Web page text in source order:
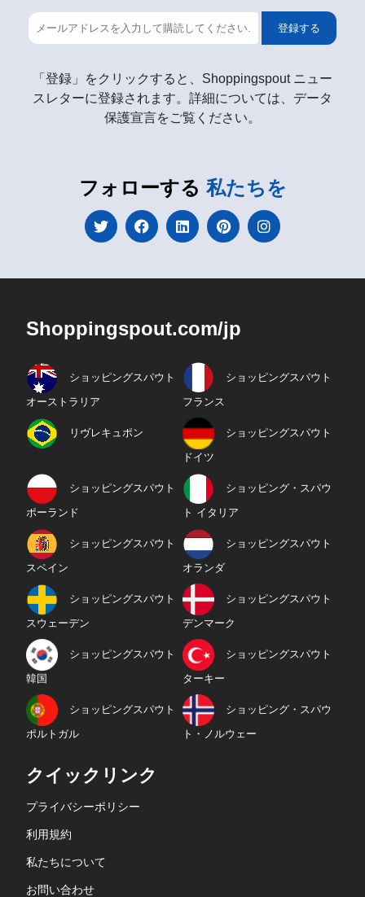
登録する
「登録」をクリックすると、Shoppingspout ニュー
スレターに登録されます。詳細については、データ
保護宣言をご覧ください。
フォローする 私たちを
Shoppingspout.com/jp
ショッピングスパウト
オーストラリア
ショッピングスパウト
フランス
リヴレキュポン ショッピングスパウト
ドイツ
ショッピングスパウト
ポーランド
ショッピング・スパウ
ト イタリア
ショッピングスパウト
スペイン
ショッピングスパウト
オランダ
ショッピングスパウト
スウェーデン
ショッピングスパウト
デンマーク
ショッピングスパウト
韓国
ショッピングスパウト
ターキー
ショッピングスパウト
ポルトガル
ショッピング・スパウ
ト・ノルウェー
クイックリンク
プライバシーポリシー
利用規約
私たちについて
お問い合わせ